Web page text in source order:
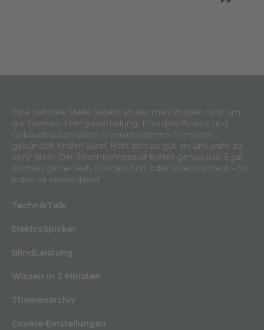
Eine zentrale Stelle haben, an der man Wissen rund um
die Themen Energieverteilung, Energieeffizienz und
Gebäudeautomation in verschiedenen Formaten
gebündelt finden kann. Hört sich zu gut an, um wahr zu
sein? Nein. Der StromKompass® bietet genau das. Egal,
ob man gerne liest, Podcast hört oder Videos schaut – für
jeden ist etwas dabei!
TechnikTalk
ElektroSpicker
BlindLeistung
Wissen in 3 Minuten
Themenarchiv
Cookie-Einstellungen